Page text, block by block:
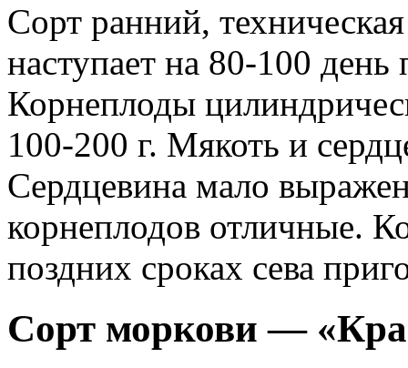
Сорт ранний,
наступает на 80-100 день
Корнеплоды
100-200 г. Мякоть и
Сердцевина мало
корнеплодов отличные.
поздних сроках сева
Сорт моркови —